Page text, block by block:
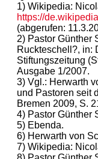
1) Wikipedia:
https://
(abgerufen:
2) Pastor Günther
Ruckteschell?, in:
Stiftungszeitung
Ausgabe 1/2007.
3) Vgl.: Herwarth
und Pastoren seit
Bremen 2009, S.
4) Pastor Günther
5) Ebenda.
6) Herwarth von
7) Wikipedia: